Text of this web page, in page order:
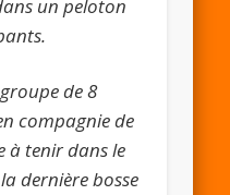
un peloton
de 8
compagnie de
à tenir dans le
dernière bosse